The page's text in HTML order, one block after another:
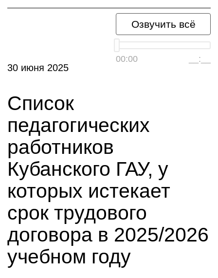
Озвучить всё
00:00 __:__
30 июня 2025
Список
педагогических
работников
Кубанского ГАУ, у
которых истекает
срок трудового
договора в 2025/2026
учебном году